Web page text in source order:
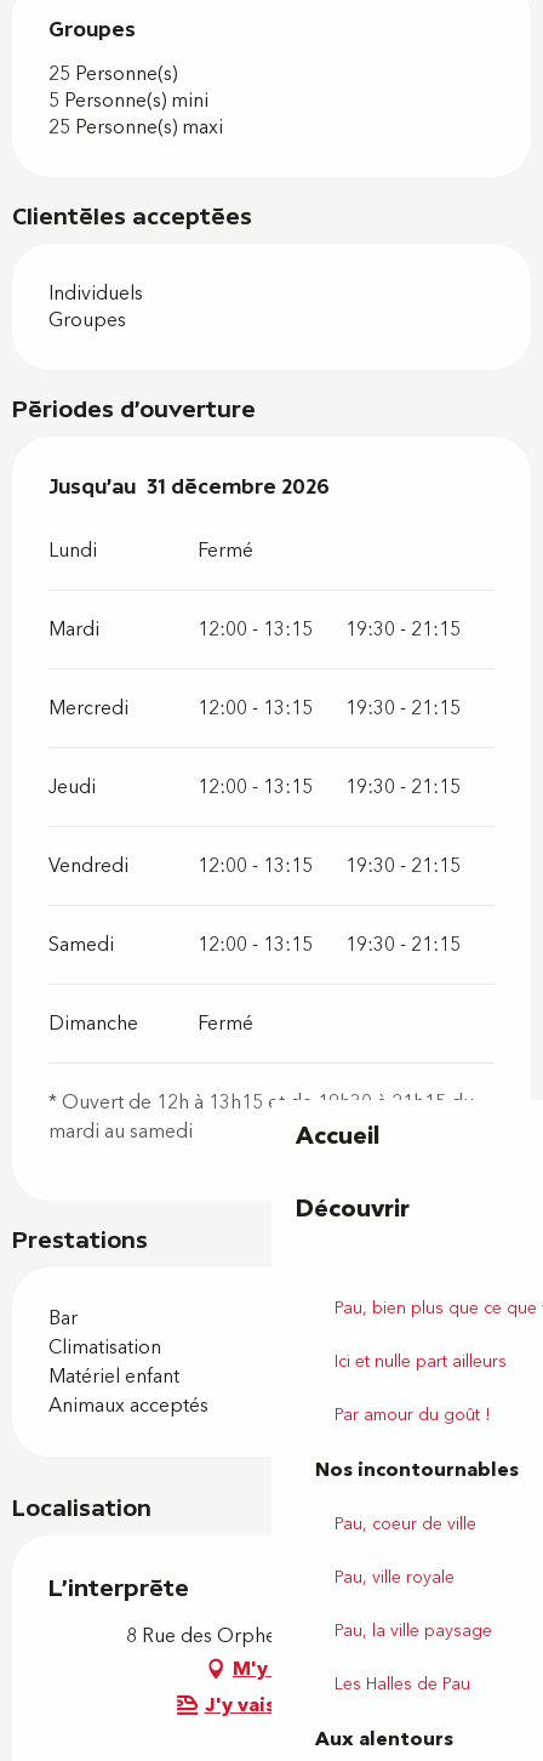
Accueil
Découvrir
Pau, bien plus que ce
Ici et nulle part ailleurs
Par amour du goût !
Nos incontournables
Pau, coeur de ville
Pau, ville royale
Pau, la ville paysage
Les Halles de Pau
Aux alentours
Prestations
Bar
Climatisation
Matériel enfant
Animaux acceptés
Groupes
Groupes
25 Personne(s)
5 Personne(s) mini
25 Personne(s) maxi
Clientèles acceptées
Individuels
Groupes
Périodes d'ouverture
Du2 janvier 2026au31 décembre 2026
Jusqu'au 31 décembre 2026
Lundi Fermé
Mardi 12:00 - 13:15 19:30 - 21:15
Mercredi 12:00 - 13:15 19:30 - 21:15
Jeudi 12:00 - 13:15 19:30 - 21:15
Vendredi 12:00 - 13:15 19:30 - 21:15
Samedi 12:00 - 13:15 19:30 - 21:15
Dimanche Fermé
* Ouvert de 12h à 13h15 et de 19h30 à 21h15 du
mardi au samedi
Localisation
L'interprète
8 Rue des Orphelines, 64000 Pau
M'y rendre
J'y vais en train !